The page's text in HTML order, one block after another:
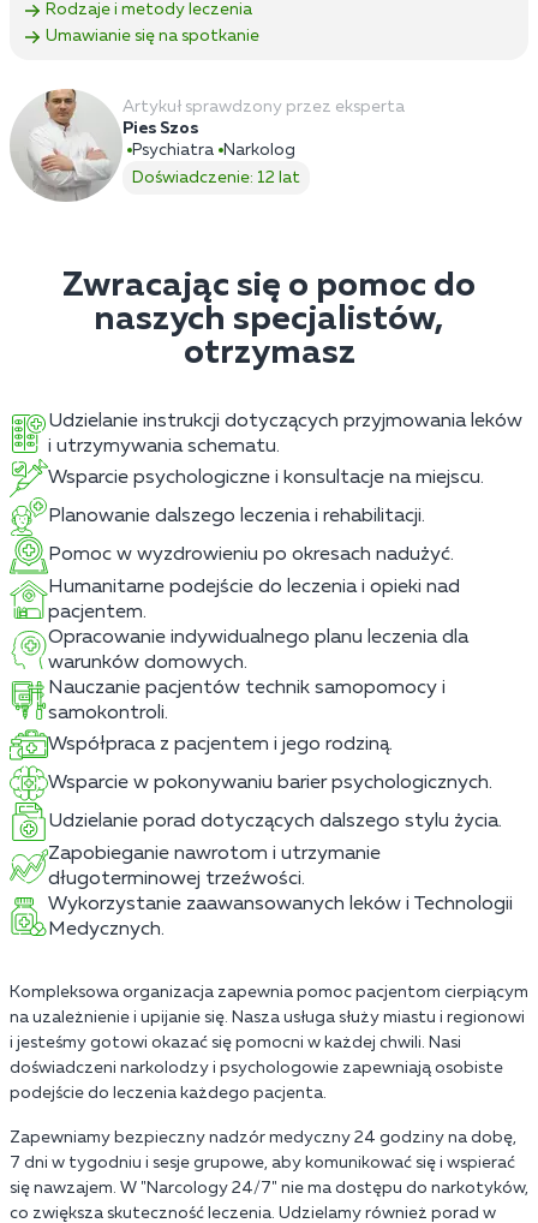
Rodzaje i metody leczenia
Umawianie się na spotkanie
Artykuł sprawdzony przez eksperta
Pies Szos
Psychiatra
Narkolog
Doświadczenie: 12 lat
Zwracając się o pomoc do
naszych specjalistów,
otrzymasz
Udzielanie instrukcji dotyczących przyjmowania leków
i utrzymywania schematu.
Wsparcie psychologiczne i konsultacje na miejscu.
Planowanie dalszego leczenia i rehabilitacji.
Pomoc w wyzdrowieniu po okresach nadużyć.
Humanitarne podejście do leczenia i opieki nad
pacjentem.
Opracowanie indywidualnego planu leczenia dla
warunków domowych.
Nauczanie pacjentów technik samopomocy i
samokontroli.
Współpraca z pacjentem i jego rodziną.
Wsparcie w pokonywaniu barier psychologicznych.
Udzielanie porad dotyczących dalszego stylu życia.
Zapobieganie nawrotom i utrzymanie
długoterminowej trzeźwości.
Wykorzystanie zaawansowanych leków i Technologii
Medycznych.
Kompleksowa organizacja zapewnia pomoc pacjentom cierpiącym
na uzależnienie i upijanie się. Nasza usługa służy miastu i regionowi
i jesteśmy gotowi okazać się pomocni w każdej chwili. Nasi
doświadczeni narkolodzy i psychologowie zapewniają osobiste
podejście do leczenia każdego pacjenta.
Zapewniamy bezpieczny nadzór medyczny 24 godziny na dobę,
7 dni w tygodniu i sesje grupowe, aby komunikować się i wspierać
się nawzajem. W "Narcology 24/7" nie ma dostępu do narkotyków,
co zwiększa skuteczność leczenia. Udzielamy również porad w